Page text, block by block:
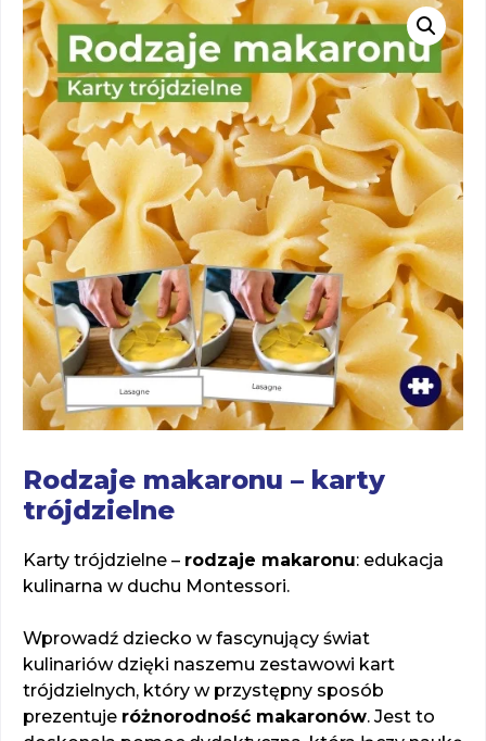
Rodzaje makaronu – karty
trójdzielne
Karty trójdzielne – rodzaje makaronu: edukacja
kulinarna w duchu Montessori.
Wprowadź dziecko w fascynujący świat
kulinariów dzięki naszemu zestawowi kart
trójdzielnych, który w przystępny sposób
prezentuje różnorodność makaronów. Jest to